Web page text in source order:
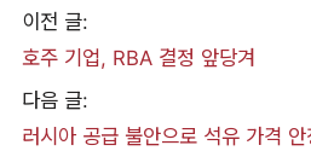
이전 글:
​호주 기업, RBA 결정 앞당겨
다음 글:
러시아 공급 불안으로 석유 가격 안